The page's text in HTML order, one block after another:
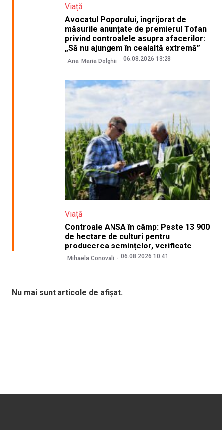
Viață
Avocatul Poporului, îngrijorat de
măsurile anunțate de premierul Tofan
privind controalele asupra afacerilor:
„Să nu ajungem în cealaltă extremă”
Ana-Maria Dolghii 06.08.2026 13:28
Viață
Controale ANSA în câmp: Peste 13 900
de hectare de culturi pentru
producerea semințelor, verificate
Mihaela Conovali 06.08.2026 10:41
Nu mai sunt articole de afișat.